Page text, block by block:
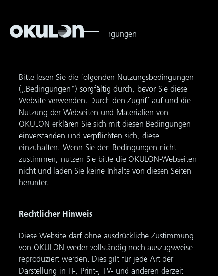
Allgemeine Geschäftsbedingungen
Bitte lesen Sie die folgenden Nutzungsbedingungen
(„Bedingungen“) sorgfältig durch, bevor Sie diese
Website verwenden. Durch den Zugriff auf und die
Nutzung der Webseiten und Materialien von
OKULON erklären Sie sich mit diesen Bedingungen
einverstanden und verpflichten sich, diese
einzuhalten. Wenn Sie den Bedingungen nicht
zustimmen, nutzen Sie bitte die OKULON-Webseiten
nicht und laden Sie keine Inhalte von diesen Seiten
herunter.
Rechtlicher Hinweis
Diese Website darf ohne ausdrückliche Zustimmung
von OKULON weder vollständig noch auszugsweise
reproduziert werden. Dies gilt für jede Art der
Darstellung in IT-, Print-, TV- und anderen derzeit